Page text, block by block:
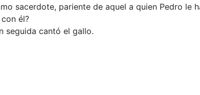
sacerdote, pariente de aquel a quien Pedro
él?
seguida cantó el gallo.